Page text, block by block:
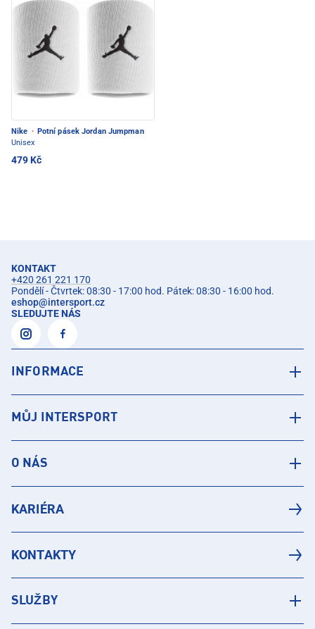
Nike · Potní pásek Jordan Jumpman
Unisex
479 Kč
KONTAKT
+420 261 221 170
Pondělí - Čtvrtek: 08:30 - 17:00 hod. Pátek: 08:30 - 16:00 hod.
eshop@intersport.cz
SLEDUJTE NÁS
INFORMACE
MŮJ INTERSPORT
O NÁS
KARIÉRA
KONTAKTY
SLUŽBY